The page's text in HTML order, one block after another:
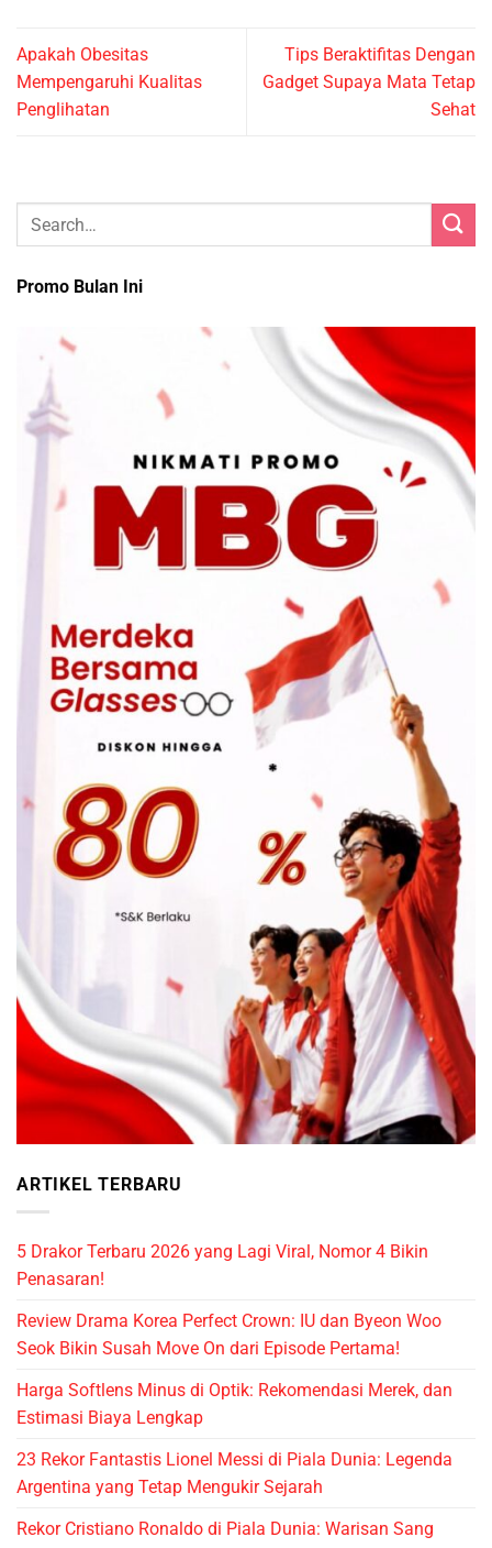
Apakah Obesitas
Mempengaruhi Kualitas
Penglihatan
Tips Beraktifitas Dengan
Gadget Supaya Mata Tetap
Sehat
Promo Bulan Ini
ARTIKEL TERBARU
5 Drakor Terbaru 2026 yang Lagi Viral, Nomor 4 Bikin
Penasaran!
Review Drama Korea Perfect Crown: IU dan Byeon Woo
Seok Bikin Susah Move On dari Episode Pertama!
Harga Softlens Minus di Optik: Rekomendasi Merek, dan
Estimasi Biaya Lengkap
23 Rekor Fantastis Lionel Messi di Piala Dunia: Legenda
Argentina yang Tetap Mengukir Sejarah
Rekor Cristiano Ronaldo di Piala Dunia: Warisan Sang